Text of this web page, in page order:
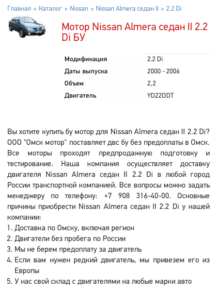
Главная Каталог Nissan Nissan Almera седан II 2.2 Di
Мотор Nissan Almera седан II 2.2
Di БУ
Модификация
2.2 Di
Даты выпуска
2000 - 2006
Объем
2,2
Двигатель
YD22DDT
Вы хотите купить бу мотор для Nissan Almera седан II 2.2 Di?
ООО "Омск мотор" поставляет двс бу без предоплаты в Омск.
Все моторы проходят предпродажную подготовку и
тестирование. Наша компания осуществляет доставку
двигателя Nissan Almera седан II 2.2 Di в любой город
России транспортной компанией. Все вопросы можно задать
менеджеру по телефону: +7 908 316-40-00. Основные
причины приобрести Nissan Almera седан II 2.2 Di у нашей
компании:
Доставка по Омску, включая регион
Двигатели без пробега по России
Мы не берем предоплату за двигатель
Если вам нужен редкий двигатель, мы привезем его из
Европы
У нас свой склад с двигателями на любые марки авто